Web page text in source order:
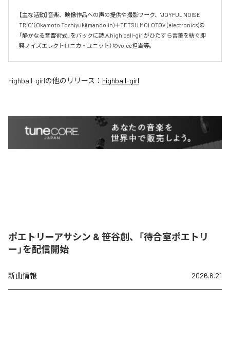
【主な活動】音楽、映像作品への声の提供や撮影ワーク、"JOYFUL NOISE
TRIO"（Okamoto Toshiyuki(mandolin)＋TETSU MOLOTOV (electronics)の
「静かなる音響術式」をバックに詩人high ball-girlがひたすら言葉を紡ぐ即
興ノイズエレクトロニカ・ユニット）のvoice担当等。
highball-girlの他のリリース： highball-girl
ポエトリーアサシン & 笹谷創、「待合室ポエトリ
ー」を配信開始
新曲情報 2026.6.21